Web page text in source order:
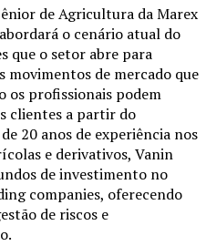
de Agricultura da Marex
o cenário atual do
que o setor abre para
movimentos de mercado que
os profissionais podem
clientes a partir do
20 anos de experiência nos
e derivativos, Vanin
de investimento no
companies, oferecendo
de riscos e